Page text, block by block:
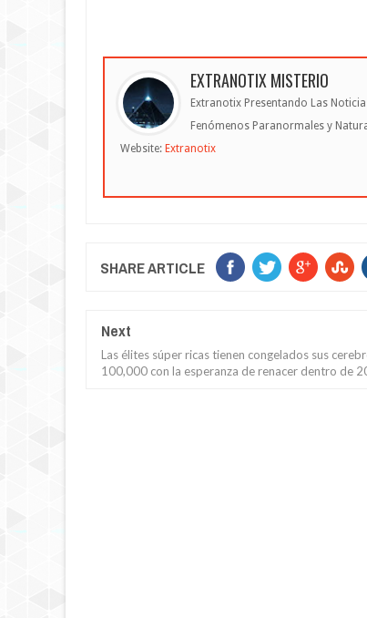
EXTRANOTIX MISTERIO
Extranotix Presentando Las
Fenómenos Paranormales y
Website: Extranotix
SHARE ARTICLE
Next
Las élites súper ricas tienen congelados sus
100,000 con la esperanza de renacer dentro de